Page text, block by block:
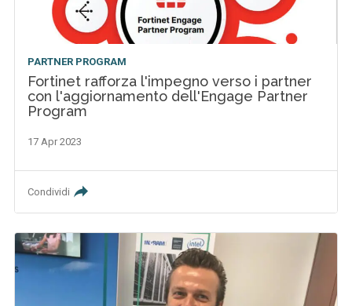
PARTNER PROGRAM
Fortinet rafforza l'impegno verso i partner
con l'aggiornamento dell'Engage Partner
Program
17 Apr 2023
Condividi